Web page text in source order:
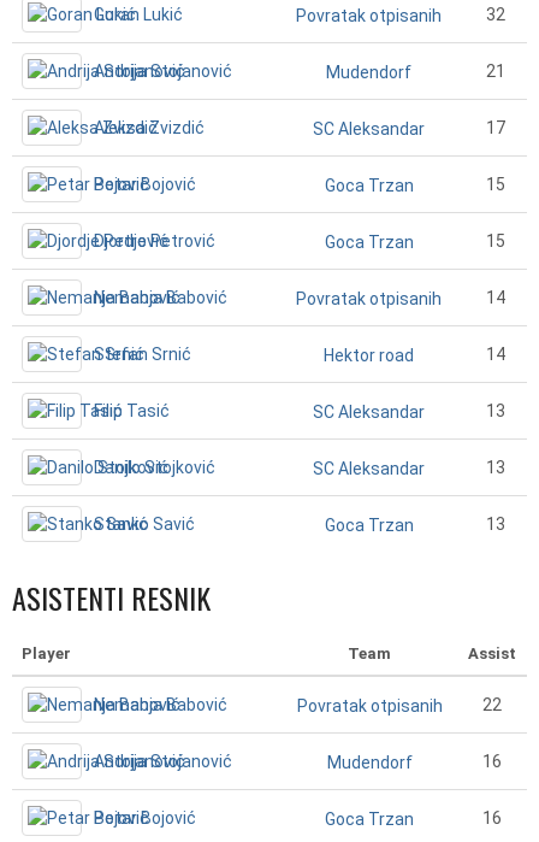
Goran Lukić Povratak otpisanih 32
Andrija Stojanović Mudendorf 21
Aleksa Zvizdić SC Aleksandar 17
Petar Bojović Goca Trzan 15
Djordje Petrović Goca Trzan 15
Nemanja Babović Povratak otpisanih 14
Stefan Srnić Hektor road 14
Filip Tasić SC Aleksandar 13
Danilo Stojković SC Aleksandar 13
Stanko Savić Goca Trzan 13
ASISTENTI RESNIK
Player Team Assist
Nemanja Babović Povratak otpisanih 22
Andrija Stojanović Mudendorf 16
Petar Bojović Goca Trzan 16